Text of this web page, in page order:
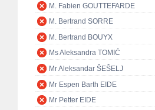
M. Fabien GOUTTEFARDE
M. Bertrand SORRE
M. Bertrand BOUYX
Ms Aleksandra TOMIĆ
Mr Aleksandar ŠEŠELJ
Mr Espen Barth EIDE
Mr Petter EIDE